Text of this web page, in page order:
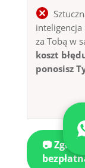
inteligencja
za Tobą w
koszt
ponosisz
📷 Zgłoś